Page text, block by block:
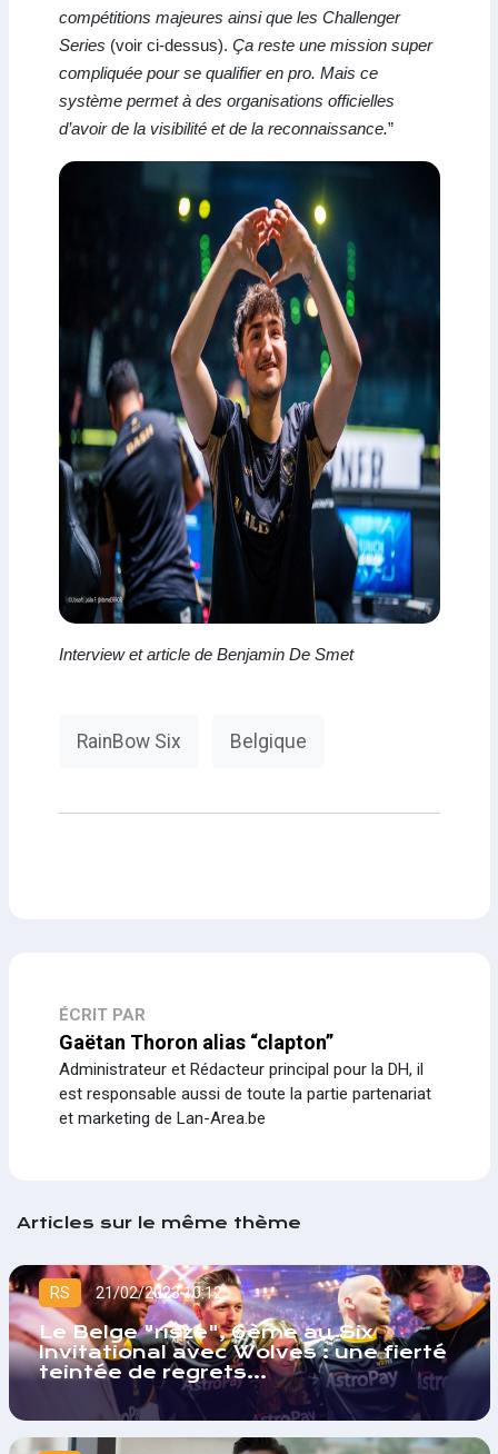
compétitions majeures ainsi que les Challenger
Series (voir ci-dessus). Ça reste une mission super
compliquée pour se qualifier en pro. Mais ce
système permet à des organisations officielles
d’avoir de la visibilité et de la reconnaissance.”
Interview et article de Benjamin De Smet
RainBow Six Belgique
ÉCRIT PAR
Gaëtan Thoron alias “clapton”
Administrateur et Rédacteur principal pour la DH, il
est responsable aussi de toute la partie partenariat
et marketing de Lan-Area.be
Articles sur le même thème
RS 21/02/2023 10:12
Le Belge "risze", 6ème au Six
Invitational avec Wolves : une fierté
teintée de regrets…